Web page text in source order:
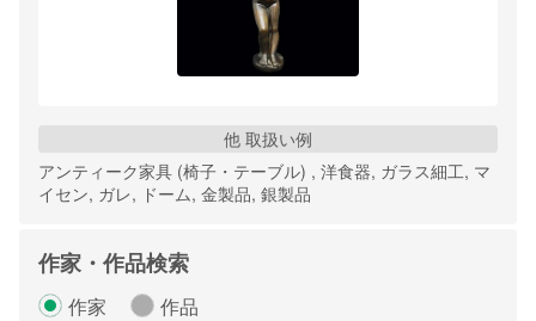
他 取扱い例
アンティーク家具 (椅子・テーブル) , 洋食器, ガラス細工, マ
イセン, ガレ, ドーム, 金製品, 銀製品
作家・作品検索
作家 作品